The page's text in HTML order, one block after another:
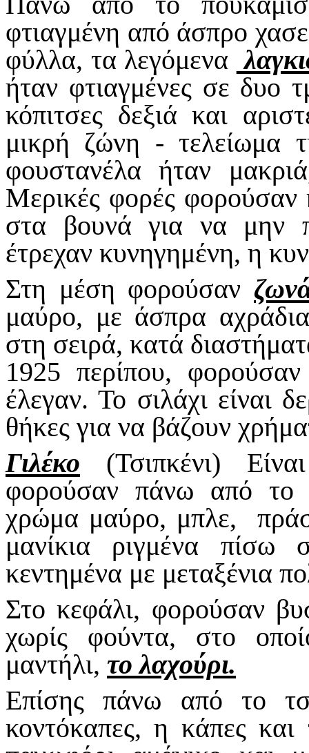
φτιαγμένη από άσπρο
φύλλα, τα λεγόμενα
ήταν φτιαγμένες σε δυο
κόπιτσες δεξιά και
μικρή ζώνη - τελείωμα
φουστανέλα ήταν
Μερικές φορές φορούσαν
στα βουνά για να μην
έτρεχαν κυνηγημένη, η
Στη μέση φορούσαν
μαύρο, με άσπρα
στη σειρά, κατά
1925 περίπου,
έλεγαν. Το σιλάχι είναι
θήκες για να βάζουν
Γιλέκο (Τσιπκένι)
φορούσαν πάνω από το
χρώμα μαύρο, μπλε,
μανίκια ριγμένα
κεντημένα με μεταξένια
Στο κεφάλι, φορούσαν
χωρίς φούντα, στο
μαντήλι, το λαχούρι.
Επίσης πάνω από το
κοντόκαπες, η κάπες